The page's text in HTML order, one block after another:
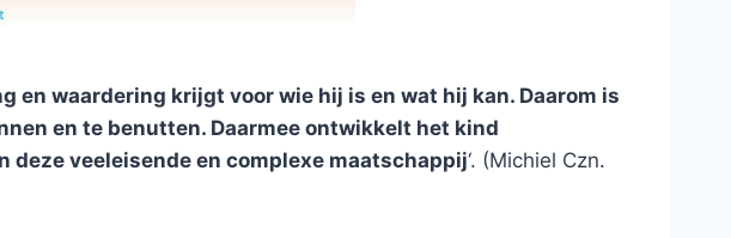
en waardering krijgt voor wie hij is en wat hij kan. Daarom is
en te benutten. Daarmee ontwikkelt het kind
veeleisende en complexe maatschappij‘. (Michiel Czn.